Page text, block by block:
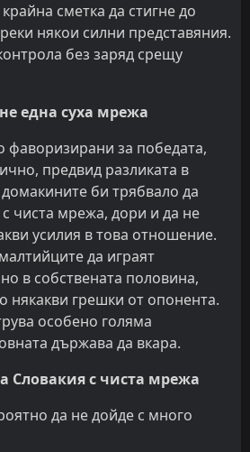
сметка да стигне до
някои силни представяния.
без заряд срещу
една суха мрежа
фаворизирани за победата,
предвид разликата в
би трябвало да
чиста мрежа, дори и да не
усилия в това отношение.
да играят
в собствената половина,
някакви грешки от опонента.
особено голяма
държава да вкара.
Словакия с чиста мрежа
да не дойде с много